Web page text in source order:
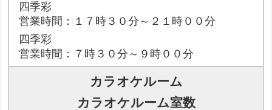
四季彩
営業時間：１７時３０分～２１時００分
四季彩
営業時間：７時３０分～９時００分
カラオケルーム
カラオケルーム室数